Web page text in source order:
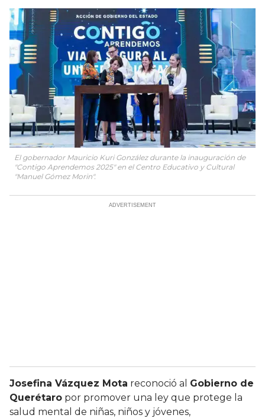
El gobernador Mauricio Kuri González durante la inauguración de
"Contigo Aprendemos 2025" en el Centro Educativo y Cultural
"Manuel Gómez Morin".
Josefina Vázquez Mota reconoció al Gobierno de
Querétaro por promover una ley que protege la
salud mental de niñas, niños y jóvenes,